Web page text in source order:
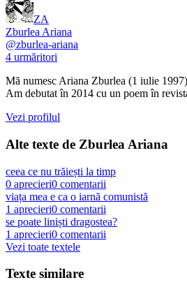
ZA
Zburlea Ariana
@zburlea-ariana
4 urmăritori
Mă numesc Ariana Zburlea (1 iulie
Am debutat în 2014 cu un poem în
Vezi profilul
Alte texte de Zburlea Ariana
ceea ce nu trăiești la timp
0 aprecieri0 comentarii
viața mea e ca o iarnă comunistă
1 aprecieri0 comentarii
se poate liniști dragostea?
1 aprecieri0 comentarii
Vezi toate textele
Texte similare